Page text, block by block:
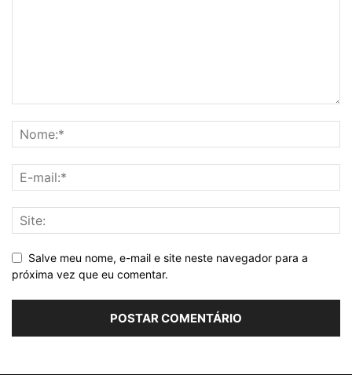
Salve meu nome, e-mail e site neste navegador para a
próxima vez que eu comentar.